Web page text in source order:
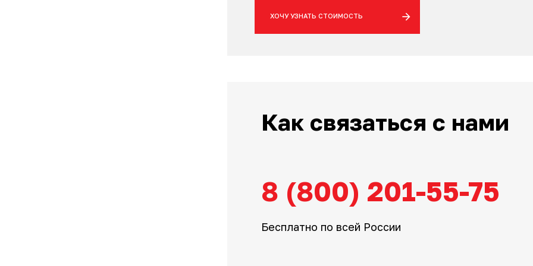
ХОЧУ УЗНАТЬ СТОИМОСТЬ
Как связаться с нами
8 (800) 201-55-75
Бесплатно по всей России